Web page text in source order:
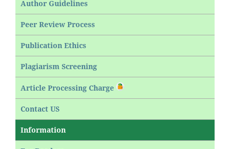
Author Guidelines
Peer Review Process
Publication Ethics
Plagiarism Screening
Article Processing Charge
Contact US
Information